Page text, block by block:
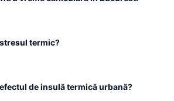
termic?
de insulă termică urbană?